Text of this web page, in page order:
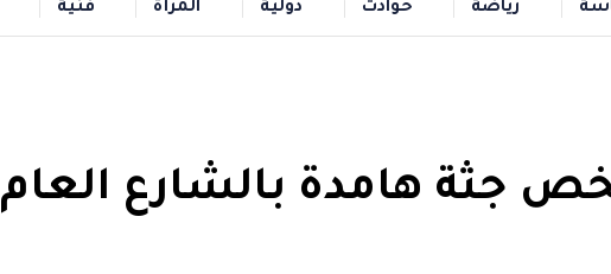
رياضة حوادث دولية المرأة فنية
جثة هامدة بالشارع العام